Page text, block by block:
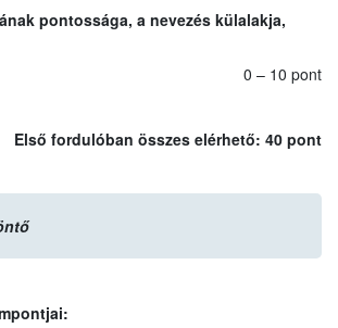
pontossága, a nevezés külalakja,
0 – 10 pont
Első fordulóban összes elérhető: 40 pont